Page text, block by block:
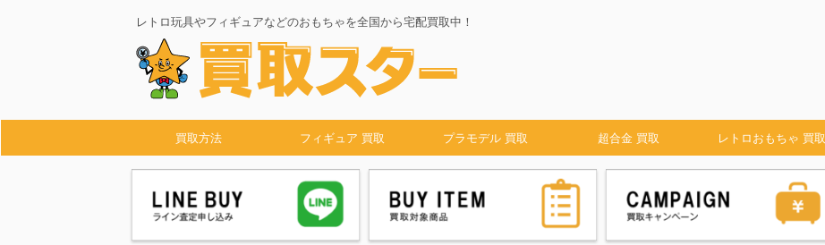
レトロ玩具やフィギュアなどのおもちゃを全国から宅配買取中！
買取方法 フィギュア 買取 プラモデル 買取 超合金 買取 レトロおもちゃ 買取